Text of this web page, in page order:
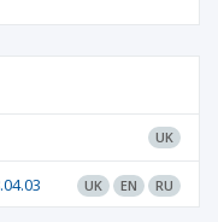
UK
UK EN RU